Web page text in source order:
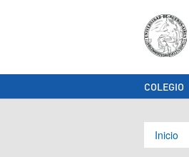
COLEGIO
Se
Inicio